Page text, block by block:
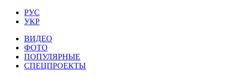
РУС
УКР
ВИДЕО
ФОТО
ПОПУЛЯРНЫЕ
СПЕЦПРОЕКТЫ